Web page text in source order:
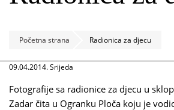
Početna strana Radionica za djecu
09.04.2014. Srijeda
Fotografije sa radionice za djecu u
Zadar čita u Ogranku Ploča koju je